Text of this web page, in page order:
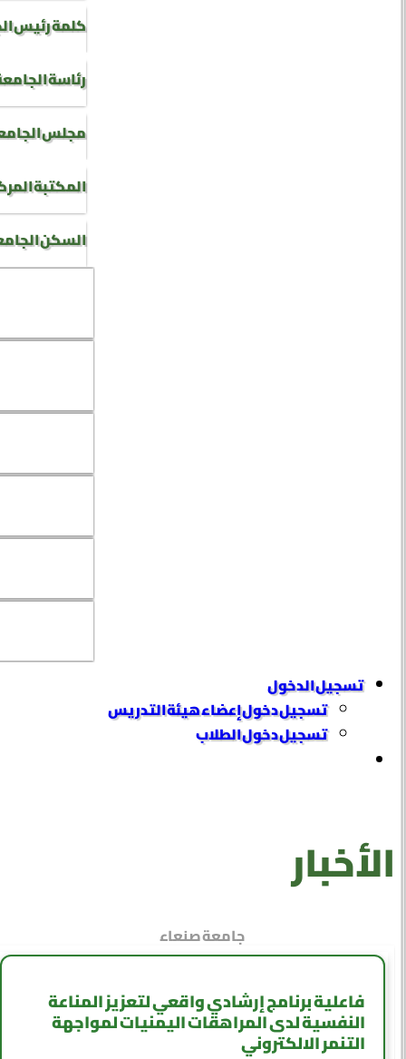
كلمة رئيس
رئاسة
مجلس
المكتبة
السكن
تسجيل الدخول
تسجيل دخول إعضاء هيئة التدريس
تسجيل دخول الطلاب
الأخبار
جامعة صنعاء
فاعلية برنامج إرشادي واقعي لتعزيز المناعة
النفسية لدى المراهقات اليمنيات لمواجهة
التنمر الالكتروني